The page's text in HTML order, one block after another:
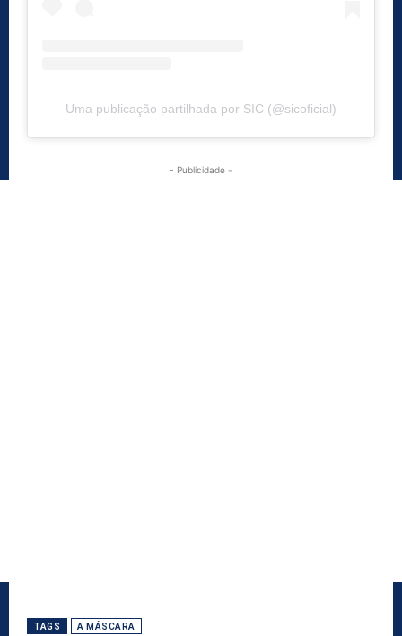
Uma publicação partilhada por SIC (@sicoficial)
- Publicidade -
TAGS A MÁSCARA